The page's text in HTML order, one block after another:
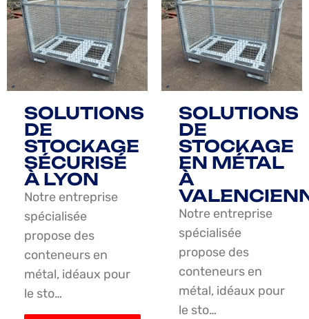
SOLUTIONS
DE
STOCKAGE
SÉCURISÉ
À LYON
Notre entreprise
spécialisée
propose des
conteneurs en
métal, idéaux pour
le sto…
SOLUTIONS
DE
STOCKAGE
EN MÉTAL
À
Notre entreprise
spécialisée
propose des
conteneurs en
métal, idéaux pour
le sto…